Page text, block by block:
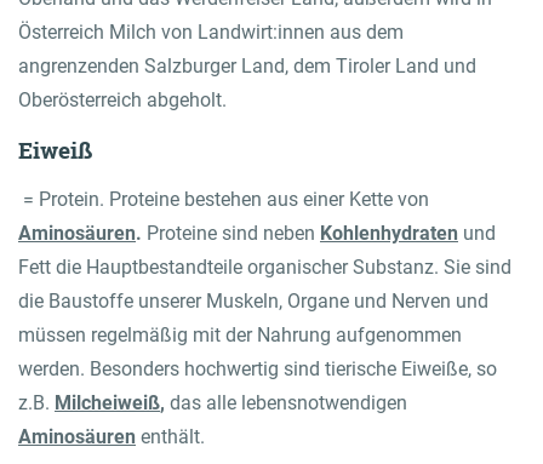
Österreich Milch von Landwirt:innen aus dem
angrenzenden Salzburger Land, dem Tiroler Land und
Oberösterreich abgeholt.
Eiweiß
= Protein. Proteine bestehen aus einer Kette von
Aminosäuren. Proteine sind neben Kohlenhydraten und
Fett die Hauptbestandteile organischer Substanz. Sie sind
die Baustoffe unserer Muskeln, Organe und Nerven und
müssen regelmäßig mit der Nahrung aufgenommen
werden. Besonders hochwertig sind tierische Eiweiße, so
z.B. Milcheiweiß, das alle lebensnotwendigen
Aminosäuren enthält.